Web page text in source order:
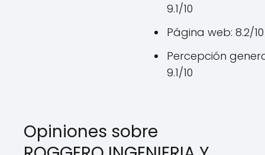
9.1/10
Página web: 8.2/10
Percepción
9.1/10
Opiniones sobre